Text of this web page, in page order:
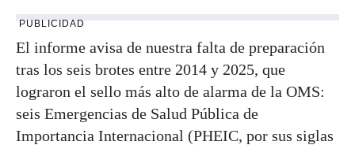
PUBLICIDAD
El informe avisa de nuestra falta de preparación
tras los seis brotes entre 2014 y 2025, que
lograron el sello más alto de alarma de la OMS:
seis Emergencias de Salud Pública de
Importancia Internacional (PHEIC, por sus siglas